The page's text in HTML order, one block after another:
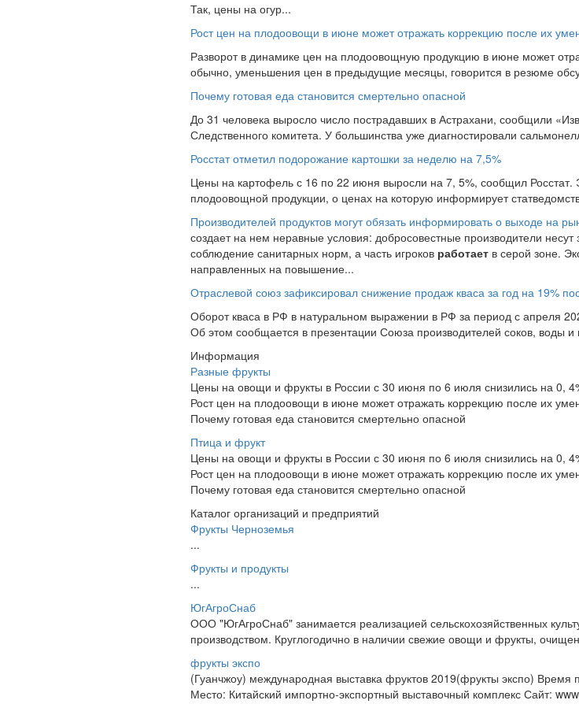
Так, цены на огур...
Рост цен на плодоовощи в июне может отражать коррекцию после их
Разворот в динамике цен на плодоовощную продукцию в июне может
обычно, уменьшения цен в предыдущие месяцы, говорится в резюме
Почему готовая еда становится смертельно опасной
До 31 человека выросло число пострадавших в Астрахани, сообщили
Следственного комитета. У большинства уже диагностировали
Росстат отметил подорожание картошки за неделю на 7,5%
Цены на картофель с 16 по 22 июня выросли на 7, 5%, сообщил
плодоовощной продукции, о ценах на которую информирует
Производителей продуктов могут обязать информировать о выходе на
создает на нем неравные условия: добросовестные производители
соблюдение санитарных норм, а часть игроков работает в серой зоне.
направленных на повышение...
Отраслевой союз зафиксировал снижение продаж кваса за год на 19%
Оборот кваса в РФ в натуральном выражении в РФ за период с апреля
Об этом сообщается в презентации Союза производителей соков, воды
Информация
Разные фрукты
Цены на овощи и фрукты в России с 30 июня по 6 июля снизились на 0,
Рост цен на плодоовощи в июне может отражать коррекцию после их
Почему готовая еда становится смертельно опасной
Птица и фрукт
Цены на овощи и фрукты в России с 30 июня по 6 июля снизились на 0,
Рост цен на плодоовощи в июне может отражать коррекцию после их
Почему готовая еда становится смертельно опасной
Каталог организаций и предприятий
Фрукты Черноземья
...
Фрукты и продукты
...
ЮгАгроСнаб
ООО "ЮгАгроСнаб" занимается реализацией сельскохозяйственных
производством. Круглогодично в наличии свежие овощи и фрукты,
фрукты экспо
(Гуанчжоу) международная выставка фруктов 2019(фрукты экспо) Время
Место: Китайский импортно-экспортный выставочный комплекс Сайт: